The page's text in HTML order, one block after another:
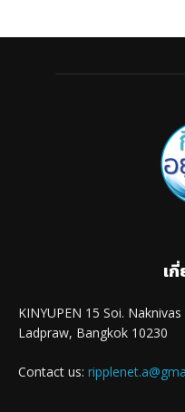
เ
KINYUPEN 15 Soi.
Ladpraw, Bangkok 10230
Contact us: